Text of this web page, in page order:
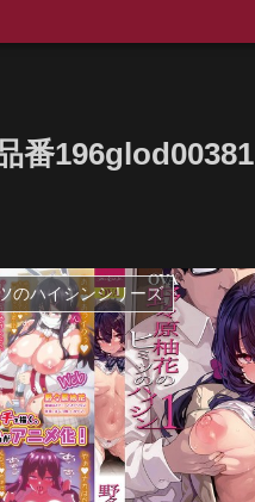
番196glod00381
のハイシンシリーズ